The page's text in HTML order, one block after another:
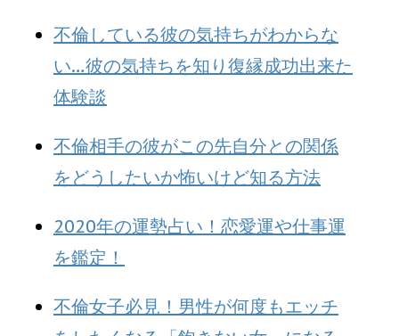
不倫している彼の気持ちがわからな
い…彼の気持ちを知り復縁成功出来た
体験談
不倫相手の彼がこの先自分との関係
をどうしたいか怖いけど知る方法
2020年の運勢占い！恋愛運や仕事運
を鑑定！
不倫女子必見！男性が何度もエッチ